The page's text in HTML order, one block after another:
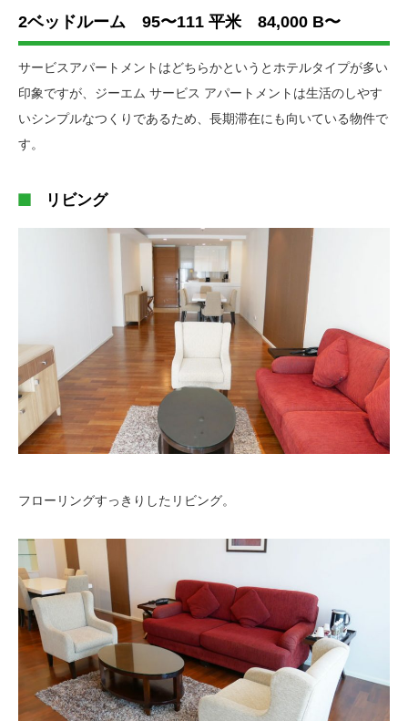
2ベッドルーム 95〜111 平米 84,000 B〜
サービスアパートメントはどちらかというとホテルタイプが多い
印象ですが、ジーエム サービス アパートメントは生活のしやす
いシンプルなつくりであるため、長期滞在にも向いている物件で
す。
リビング
フローリングすっきりしたリビング。